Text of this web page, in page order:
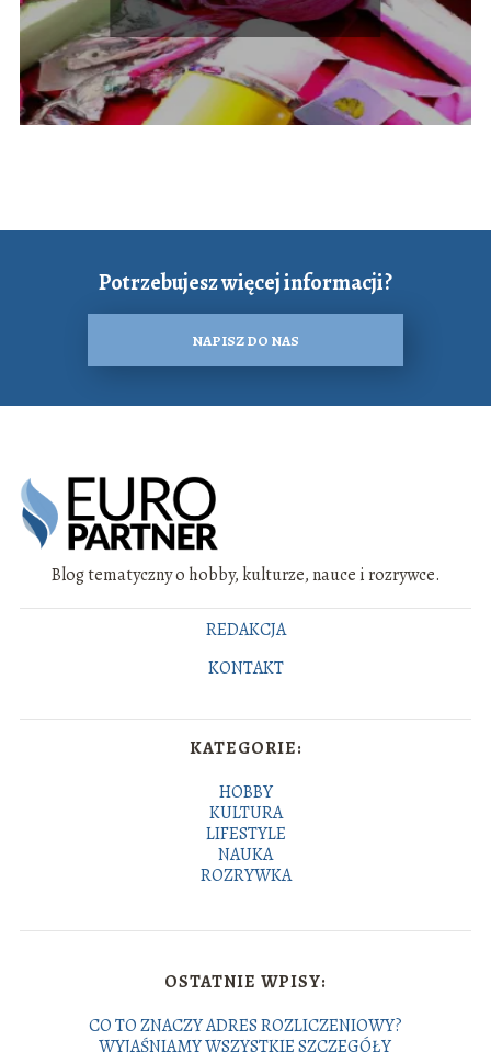
Potrzebujesz więcej informacji?
NAPISZ DO NAS
Blog tematyczny o hobby, kulturze, nauce i rozrywce.
REDAKCJA
KONTAKT
KATEGORIE:
HOBBY
KULTURA
LIFESTYLE
NAUKA
ROZRYWKA
OSTATNIE WPISY:
CO TO ZNACZY ADRES ROZLICZENIOWY?
WYJAŚNIAMY WSZYSTKIE SZCZEGÓŁY